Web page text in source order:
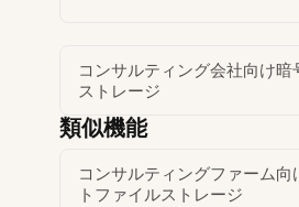
コンサルティング会社向け暗
ストレージ
類似機能
コンサルティングファーム向
トファイルストレージ